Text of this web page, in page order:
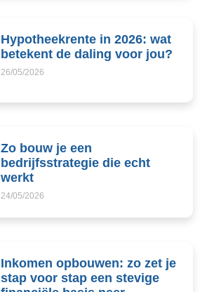
Hypotheekrente in 2026: wat
betekent de daling voor jou?
26/05/2026
Zo bouw je een
bedrijfsstrategie die echt
werkt
24/05/2026
Inkomen opbouwen: zo zet je
stap voor stap een stevige